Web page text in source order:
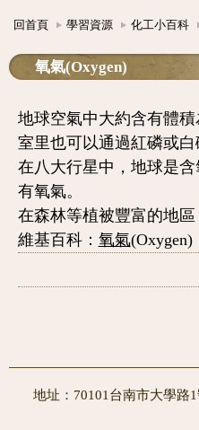
回首頁 學習資源 化工小百科
氧氣(Oxygen)
地球空氣中大約含有體
室里也可以通過紅磷或
在八大行星中，地球是
有氧氣。
在森林等植被豐富的地
維基百科： 氧氣(Oxygen)
地址：70101台南市大學